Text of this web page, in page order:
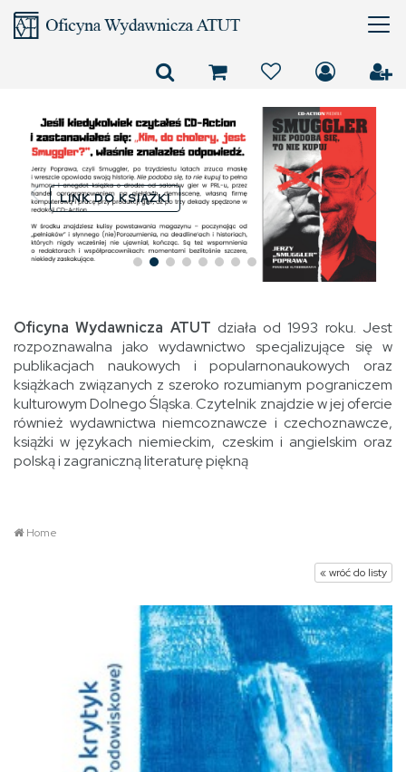
Złotonośne Góry
Sobotnie panami nas
uczyniły
LINK DO KSIĄŻKI
Oficyna Wydawnicza ATUT działa od 1993 roku. Jest
rozpoznawalna jako wydawnictwo specjalizujące się w
publikacjach naukowych i popularnonaukowych oraz
książkach związanych z szeroko rozumianym pograniczem
kulturowym Dolnego Śląska. Czytelnik znajdzie w jej ofercie
również wydawnictwa niemcoznawcze i czechoznawcze,
książki w językach niemieckim, czeskim i angielskim oraz
polską i zagraniczną literaturę piękną
Home
« wróć do listy